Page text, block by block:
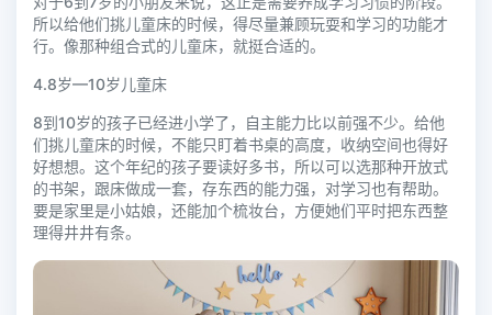
所以给他们挑儿童床的时候，得尽量兼顾玩耍和学习的功能才
行。像那种组合式的儿童床，就挺合适的。
4.8岁—10岁儿童床
8到10岁的孩子已经进小学了，自主能力比以前强不少。给他
们挑儿童床的时候，不能只盯着书桌的高度，收纳空间也得好
好想想。这个年纪的孩子要读好多书，所以可以选那种开放式
的书架，跟床做成一套，存东西的能力强，对学习也有帮助。
要是家里是小姑娘，还能加个梳妆台，方便她们平时把东西整
理得井井有条。